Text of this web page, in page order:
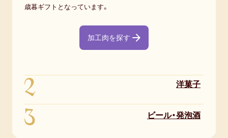
歳暮ギフトとなっています。
加工肉を探す
2 洋菓子
3 ビール・発泡酒